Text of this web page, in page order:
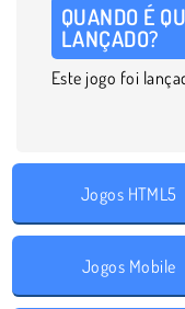
QUANDO É
LANÇADO?
Este jogo foi
Jogos HTML5
Jogos Mobile